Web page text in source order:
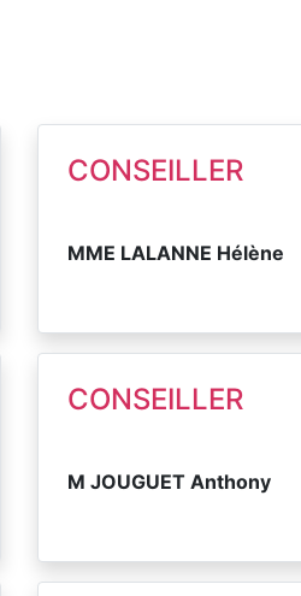
CONSEILLER
MME LALANNE Hélène
CONSEILLER
M JOUGUET Anthony